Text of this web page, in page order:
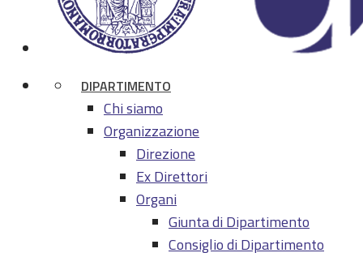
DIPARTIMENTO
Chi siamo
Organizzazione
Direzione
Ex Direttori
Organi
Giunta di Dipartimento
Consiglio di Dipartimento